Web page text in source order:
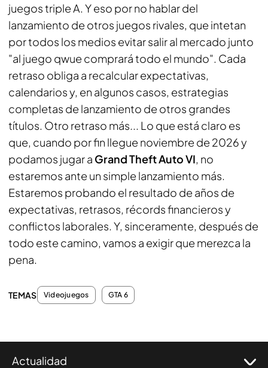
juegos triple A. Y eso por no hablar del
lanzamiento de otros juegos rivales, que intetan
por todos los medios evitar salir al mercado junto
"al juego qwue comprará todo el mundo". Cada
retraso obliga a recalcular expectativas,
calendarios y, en algunos casos, estrategias
completas de lanzamiento de otros grandes
títulos. Otro retraso más... Lo que está claro es
que, cuando por fin llegue noviembre de 2026 y
podamos jugar a Grand Theft Auto VI, no
estaremos ante un simple lanzamiento más.
Estaremos probando el resultado de años de
expectativas, retrasos, récords financieros y
conflictos laborales. Y, sinceramente, después de
todo este camino, vamos a exigir que merezca la
pena.
TEMAS Videojuegos GTA 6
Actualidad